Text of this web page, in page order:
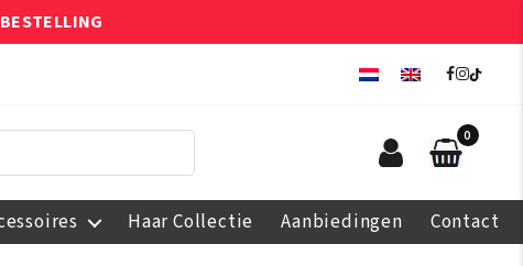
0
Haar Collectie Aanbiedingen Contact